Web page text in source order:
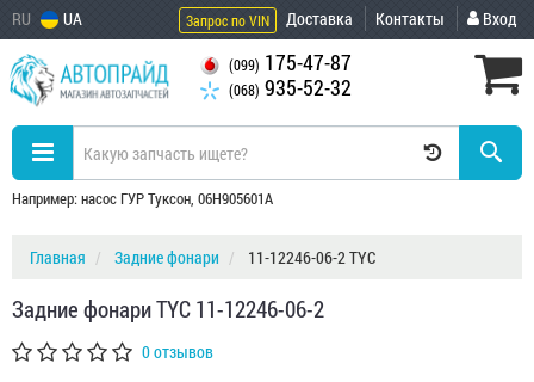
RU UA Запрос по VIN Доставка Контакты Вход
(099) 175-47-87
(068) 935-52-32
Например: насос ГУР Туксон, 06H905601A
Главная Задние фонари 11-12246-06-2 TYC
Задние фонари TYC 11-12246-06-2
0 отзывов